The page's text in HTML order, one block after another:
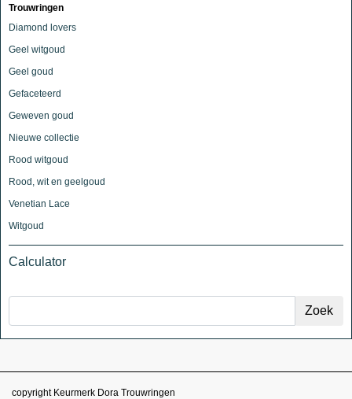
Trouwringen
Diamond lovers
Geel witgoud
Geel goud
Gefaceteerd
Geweven goud
Nieuwe collectie
Rood witgoud
Rood, wit en geelgoud
Venetian Lace
Witgoud
Calculator
copyright Keurmerk Dora Trouwringen